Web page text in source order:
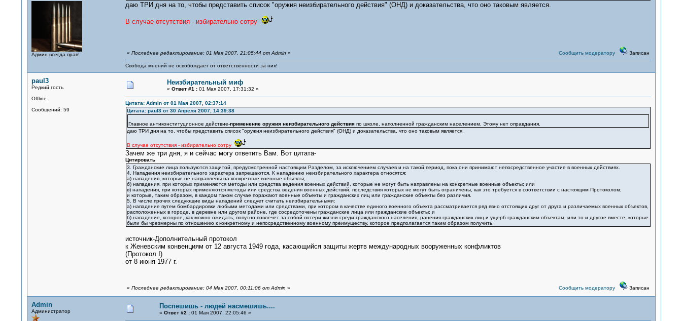
Админ всегда прав!
даю ТРИ дня на то, чтобы представить список "оружия неизбирательного действия" (ОНД) и доказательства, что оно таковым является.
В случае отсутствия - избирательно сотру
« Последнее редактирование: 01 Мая 2007, 21:05:44 от Admin » Сообщить модератору Записан
Свобода мнений не освобождает от ответственности за них!
paul3
Редкий гость
Offline
Сообщений: 59
Неизбирательный миф
« Ответ #1 :01 Мая 2007, 17:31:32 »
Цитата: Admin от 01 Мая 2007, 02:37:14
Цитата: paul3 от 30 Апреля 2007, 14:39:38
Главное антиконституционное действие-применение оружия неизбирательного действияпо школе, наполненной гражданским населением. Этому нет оправдания.
даю ТРИ дня на то, чтобы представить список "оружия неизбирательного действия" (ОНД) и доказательства, что оно таковым является.
В случае отсутствия - избирательно сотру
Зачем же три дня, я и сейчас могу ответить Вам. Вот цитата-
Цитировать
3. Гражданские лица пользуются защитой, предусмотренной настоящим Разделом, за исключением случаев и на такой период, пока они принимают непосредственное участие в военных действиях.
4. Нападения неизбирательного характера запрещаются. К нападению неизбирательного характера относятся:
а) нападения, которые не направлены на конкретные военные объекты;
б) нападения, при которых применяются методы или средства ведения военных действий, которые не могут быть направлены на конкретные военные объекты; или
в) нападения, при которых применяются методы или средства ведения военных действий, последствия которых не могут быть ограничены, как это требуется в соответствии с настоящим Протоколом;
и которые, таким образом, в каждом таком случае поражают военные объекты и гражданских лиц или гражданские объекты без различия.
5. В числе прочих следующие виды нападений следует считать неизбирательными:
а) нападение путем бомбардировки любыми методами или средствами, при котором в качестве единого военного объекта рассматривается ряд явно отстоящих друг от друга и различаемых военных объектов,
расположенных в городе, в деревне или другом районе, где сосредоточены гражданские лица или гражданские объекты; и
б) нападение, которое, как можно ожидать, попутно повлечет за собой потери жизни среди гражданского населения, ранения гражданских лиц и ущерб гражданским объектам, или то и другое вместе, которые
были бы чрезмерны по отношению к конкретному и непосредственному военному преимуществу, которое предполагается таким образом получить.
источник-Дополнительный протокол
к Женевским конвенциям от 12 августа 1949 года, касающийся защиты жертв международных вооруженных конфликтов
(Протокол I)
от 8 июня 1977 г.
« Последнее редактирование: 04 Мая 2007, 00:11:06 от Admin » Сообщить модератору Записан
Admin
Администратор
Поспешишь - людей насмешишь....
« Ответ #2 :01 Мая 2007, 22:05:46 »